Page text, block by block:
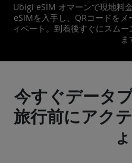
Ubigi eSIM オマーンで現地料
eSIMを入手し、QRコードを
ィベート。到着後すぐにスム
ま
今すぐデータ
旅行前にアク